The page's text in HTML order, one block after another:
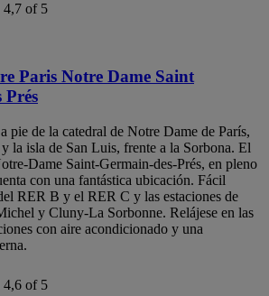
4,7 of 5
Paris Notre Dame Saint
Prés
pie de la catedral de Notre Dame de París,
la isla de San Luis, frente a la Sorbona. El
Dame Saint-Germain-des-Prés, en pleno
con una fantástica ubicación. Fácil
RER B y el RER C y las estaciones de
y Cluny-La Sorbonne. Relájese en las
con aire acondicionado y una
4,6 of 5